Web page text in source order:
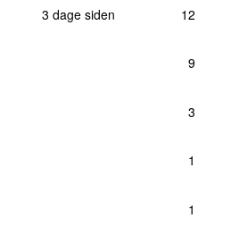
3 dage siden
12
9
3
1
1